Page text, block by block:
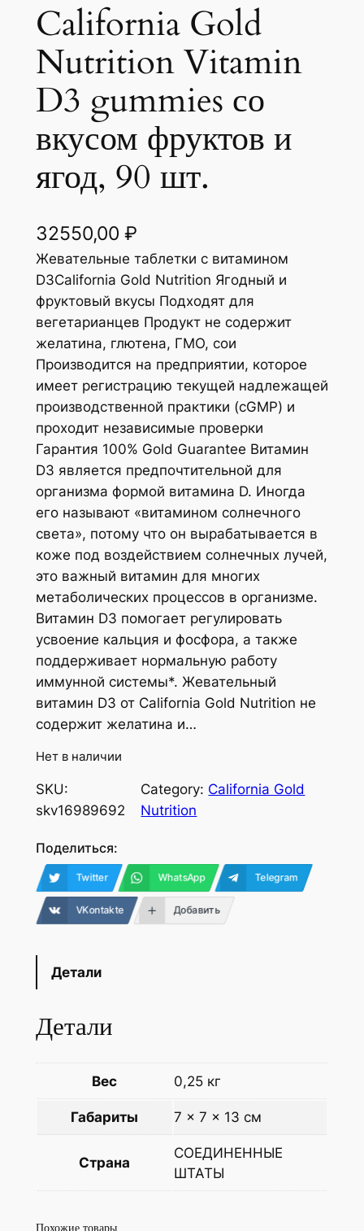
California Gold
Nutrition Vitamin
D3 gummies со
вкусом фруктов и
ягод, 90 шт.
32550,00 ₽
Жевательные таблетки с витамином
D3California Gold Nutrition Ягодный и
фруктовый вкусы Подходят для
вегетарианцев Продукт не содержит
желатина, глютена, ГМО, сои
Производится на предприятии, которое
имеет регистрацию текущей надлежащей
производственной практики (cGMP) и
проходит независимые проверки
Гарантия 100% Gold Guarantee Витамин
D3 является предпочтительной для
организма формой витамина D. Иногда
его называют «витамином солнечного
света», потому что он вырабатывается в
коже под воздействием солнечных лучей,
это важный витамин для многих
метаболических процессов в организме.
Витамин D3 помогает регулировать
усвоение кальция и фосфора, а также
поддерживает нормальную работу
иммунной системы*. Жевательный
витамин D3 от California Gold Nutrition не
содержит желатина и…
Нет в наличии
SKU:
skv16989692
Category: California Gold
Nutrition
Поделиться:
Twitter WhatsApp Telegram
VKontakte Добавить
Детали
Детали
Вес 0,25 кг
Габариты 7 × 7 × 13 см
Страна
СОЕДИНЕННЫЕ
ШТАТЫ